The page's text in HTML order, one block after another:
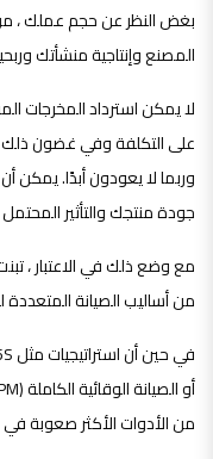
بغض النظر عن حجم عملك ،
المصنع وإنتاجية منشأتك
لا يمكن استرداد المخرجات
على التكلفة وفي غضون ذلك
وربما لا يعودون أبدًا. يمكن
جودة منتجك والتأثير
مع وضع ذلك في الاعتبار ،
من أساليب الصيانة المتعددة
من الأدوات الأكثر صعوبة في